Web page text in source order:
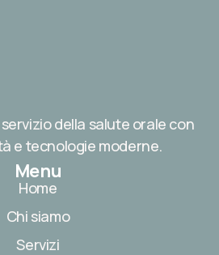
della salute orale con
e tecnologie moderne.
Menu
Home
Chi siamo
Servizi